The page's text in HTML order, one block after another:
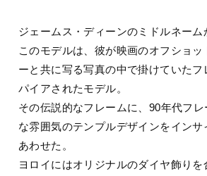
ジェームス・ディーンのミドルネーム
このモデルは、彼が映画のオフショ
ーと共に写る写真の中で掛けていたフ
パイアされたモデル。
その伝説的なフレームに、90年代フ
な雰囲気のテンプルデザインをインサ
あわせた。
ヨロイにはオリジナルのダイヤ飾り